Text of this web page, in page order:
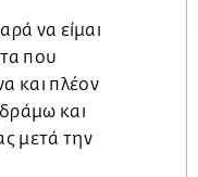
να είμαι
που
και πλέον
και
μετά την